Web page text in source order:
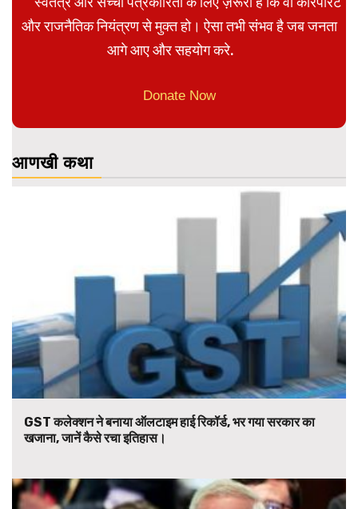
और राजनैतिक नियंत्रण से मुक्त हो। ऐसा तभी संभव है जब जनता
आगे आए और सहयोग करे.
Donate Now
आणखी कथा
GST कलेक्शन ने बनाया ऑलटाइम हाई रिकॉर्ड, भर गया सरकार का
खजाना, जानें कैसे रचा इतिहास।